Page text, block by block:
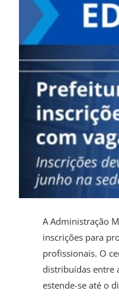
A Administração
inscrições para
profissionais. O
distribuídas entre
estende-se até o